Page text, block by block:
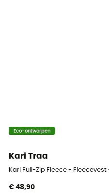
1 borstzak
Materiaal
[main] 85 % polyester - 15
% polyamide - 22 %
Eco-ontworpen
Kari Traa
Kari Full-Zip Fleece - Fleecevest
€ 48,90